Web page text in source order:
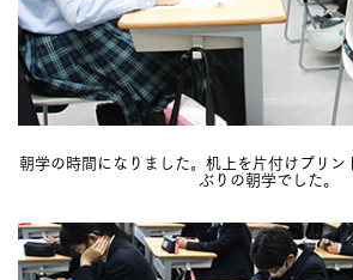
朝学の時間になりました。机上を片付けプリン
ぶりの朝学でした。